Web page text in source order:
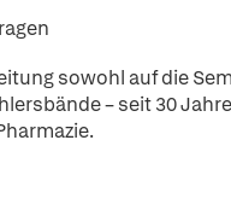
sowohl auf die
– seit 30